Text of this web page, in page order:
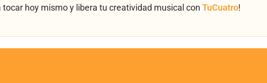
tocar hoy mismo y libera tu creatividad musical con TuCuatro!